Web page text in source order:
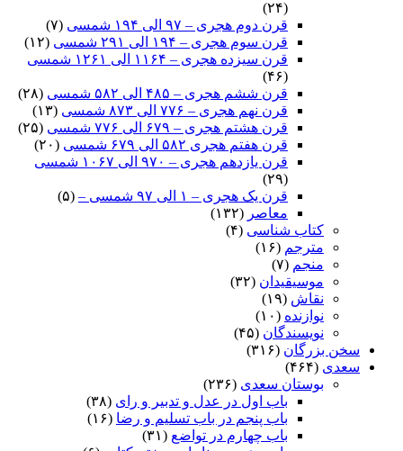
قرن دوم هجری – ۹۷ الی ۱۹۴ شمسی
(۷)
قرن سوم هجری – ۱۹۴ الی ۲۹۱ شمسی
(۱۲)
قرن سیزده هجری – ۱۱۶۴ الی ۱۲۶۱ شمسی
قرن ششم هجری – ۴۸۵ الی ۵۸۲ شمسی
(۲۸)
قرن نهم هجری – ۷۷۶ الی ۸۷۳ شمسی
(۱۳)
قرن هشتم هجری – ۶۷۹ الی ۷۷۶ شمسی
(۲۵)
قرن هفتم هجری ۵۸۲ الی ۶۷۹ شمسی
(۲۰)
قرن یازدهم هجری – ۹۷۰ الی ۱۰۶۷ شمسی
قرن یک هجری – ۱ الی ۹۷ شمسی –
(۵)
معاصر
(۱۳۲)
کتاب شناسی (۴)
مترجم
(۱۶)
منجم(۷)
موسیقیدان(۳۲)
نقاش(۱۹)
نوازنده
(۱۰)
نویسندگان(۴۵)
بزرگان (۳۱۶)
بوستان سعدی(۲۳۶)
باب اول در عدل و تدبیر و رای(۳۸)
باب پنجم در باب تسلیم و رضا(۱۶)
باب چهارم در تواضع(۳۱)